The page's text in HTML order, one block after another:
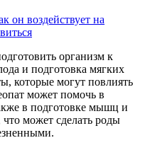
он воздействует на
организм к
и подготовка мягких
которые могут повлиять
может помочь в
в подготовке мышц и
может сделать роды